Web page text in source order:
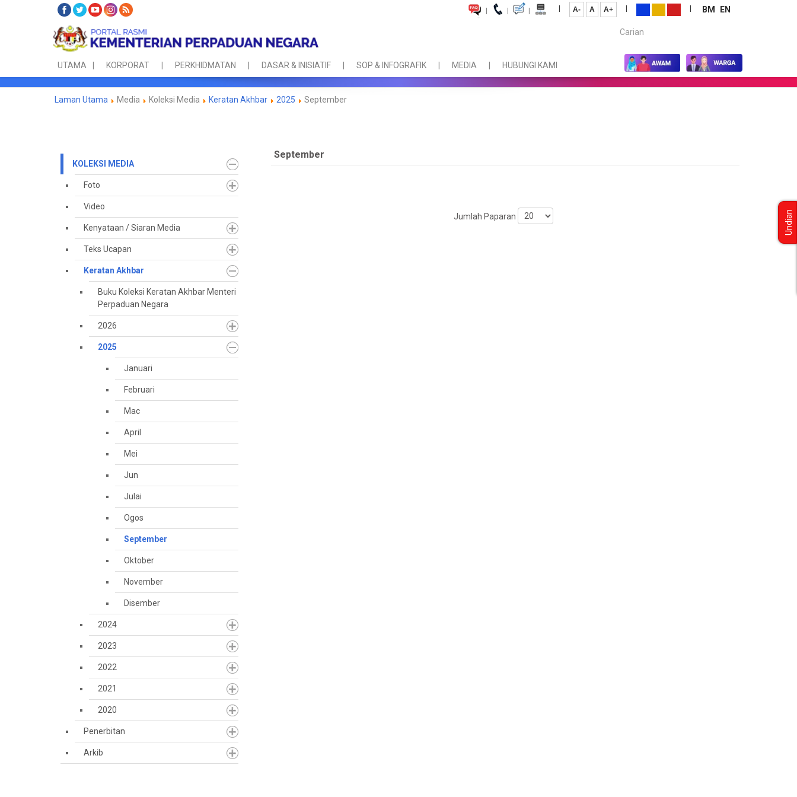
| | | | A- A A+ | | BM
EN
Carian...
UTAMA KORPORAT PERKHIDMATAN DASAR & INISIATIF SOP & INFOGRAFIK MEDIA HUBUNGI KAMI
Laman Utama Media Koleksi Media Keratan Akhbar 2025 September
KOLEKSI MEDIA
Foto
Video
Kenyataan / Siaran Media
Teks Ucapan
Keratan Akhbar
Buku Koleksi Keratan Akhbar Menteri
Perpaduan Negara
2026
2025
Januari
Februari
Mac
April
Mei
Jun
Julai
Ogos
September
Oktober
November
Disember
2024
2023
2022
2021
2020
Penerbitan
Arkib
September
Jumlah Paparan Undian